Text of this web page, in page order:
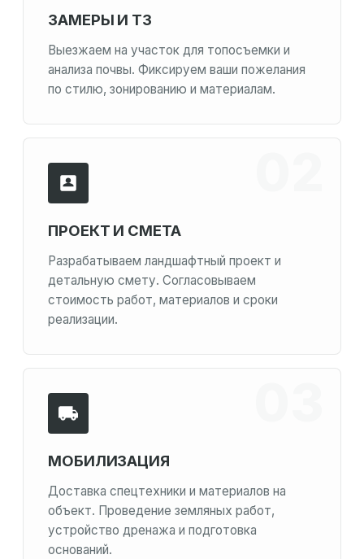
ЗАМЕРЫ И ТЗ
Выезжаем на участок для топосъемки и
анализа почвы. Фиксируем ваши пожелания
по стилю, зонированию и материалам.
ПРОЕКТ И СМЕТА
Разрабатываем ландшафтный проект и
детальную смету. Согласовываем
стоимость работ, материалов и сроки
реализации.
МОБИЛИЗАЦИЯ
Доставка спецтехники и материалов на
объект. Проведение земляных работ,
устройство дренажа и подготовка
оснований.